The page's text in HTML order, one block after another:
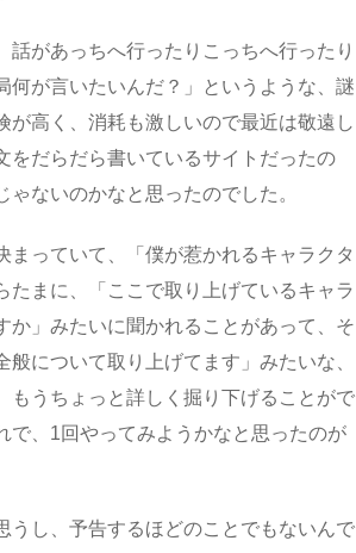
があっちへ行ったりこっちへ行ったり
何が言いたいんだ？」というような、謎
高く、消耗も激しいので最近は敬遠し
をだらだら書いているサイトだったの
ないのかなと思ったのでした。
っていて、「僕が惹かれるキャラクタ
まに、「ここで取り上げているキャラ
か」みたいに聞かれることがあって、そ
について取り上げてます」みたいな、
もうちょっと詳しく掘り下げることがで
で、1回やってみようかなと思ったのが
うし、予告するほどのことでもないんで